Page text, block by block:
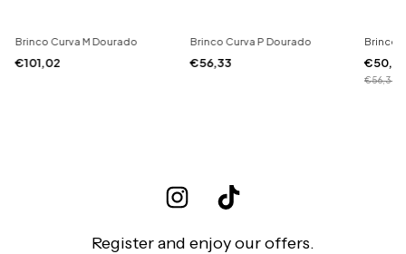
Brinco Curva M Dourado
€101,02
Brinco Curva P Dourado
€56,33
Brinco
€56,33
Register and enjoy our offers.